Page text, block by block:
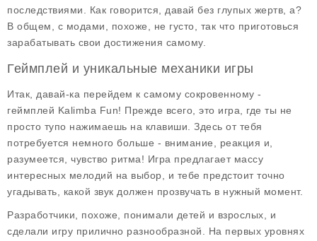
последствиями. Как говорится, давай без глупых жертв, а?
В общем, с модами, похоже, не густо, так что приготовься
зарабатывать свои достижения самому.
Геймплей и уникальные механики игры
Итак, давай-ка перейдем к самому сокровенному -
геймплей Kalimba Fun! Прежде всего, это игра, где ты не
просто тупо нажимаешь на клавиши. Здесь от тебя
потребуется немного больше - внимание, реакция и,
разумеется, чувство ритма! Игра предлагает массу
интересных мелодий на выбор, и тебе предстоит точно
угадывать, какой звук должен прозвучать в нужный момент.
Разработчики, похоже, понимали детей и взрослых, и
сделали игру прилично разнообразной. На первых уровнях